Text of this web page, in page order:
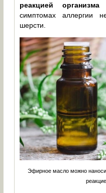
реакцией
симптомах аллергии
шерсти.
Эфирное масло можно